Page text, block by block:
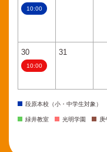
10:00
30
10:00
31
段原本校（小・中学生対象）
緑井教室 光明学園 庚